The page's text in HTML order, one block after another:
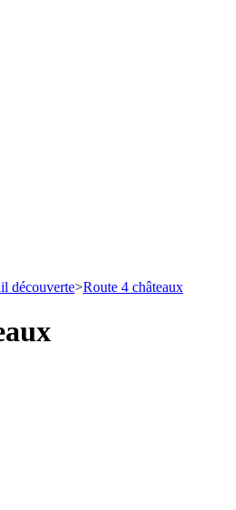
découverte>Route 4 châteaux